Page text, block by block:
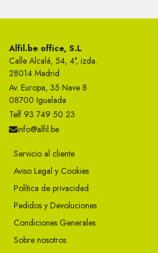
Alfil.be office, S.L
Calle Alcalá, 54, 4°, izda.
28014 Madrid
Av. Europa, 35 Nave 8
08700 Igualada
Telf 93 749 50 23
info@alfil.be
Servicio al cliente
Aviso Legal y Cookies
Política de privacidad
Pedidos y Devoluciones
Condiciones Generales
Sobre nosotros